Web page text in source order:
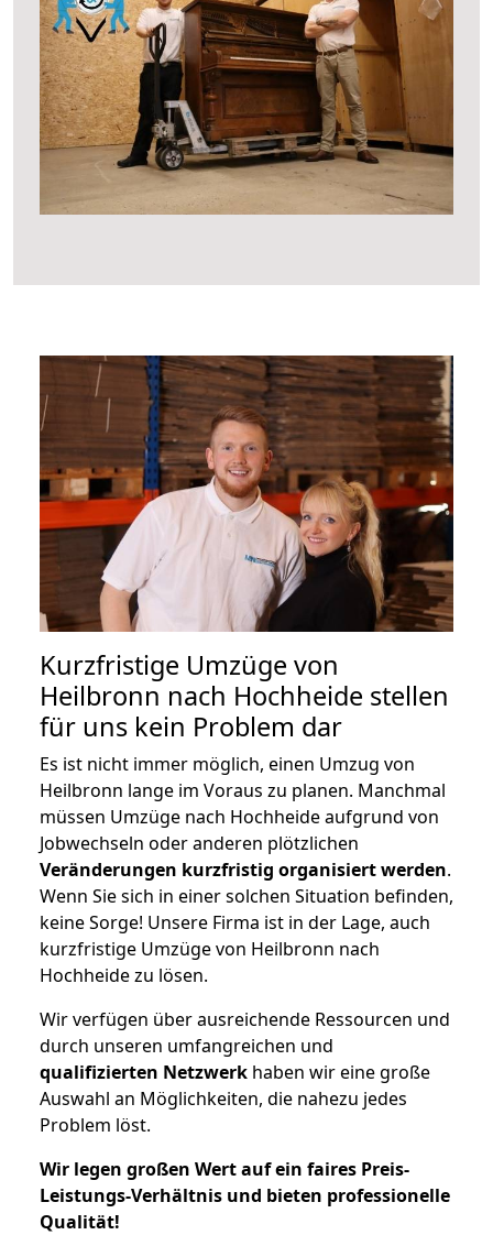
Kurzfristige Umzüge von
Heilbronn nach Hochheide stellen
für uns kein Problem dar
Es ist nicht immer möglich, einen Umzug von
Heilbronn lange im Voraus zu planen. Manchmal
müssen Umzüge nach Hochheide aufgrund von
Jobwechseln oder anderen plötzlichen
Veränderungen kurzfristig organisiert werden.
Wenn Sie sich in einer solchen Situation befinden,
keine Sorge! Unsere Firma ist in der Lage, auch
kurzfristige Umzüge von Heilbronn nach
Hochheide zu lösen.
Wir verfügen über ausreichende Ressourcen und
durch unseren umfangreichen und
qualifizierten Netzwerk haben wir eine große
Auswahl an Möglichkeiten, die nahezu jedes
Problem löst.
Wir legen großen Wert auf ein faires Preis-
Leistungs-Verhältnis und bieten professionelle
Qualität!